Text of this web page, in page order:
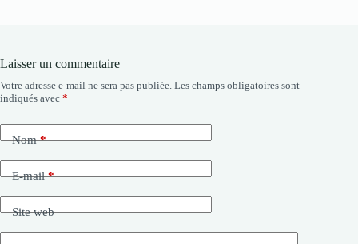
Laisser un commentaire
Votre adresse e-mail ne sera pas publiée. Les champs obligatoires sont
indiqués avec *
Nom*
E-mail*
Site web